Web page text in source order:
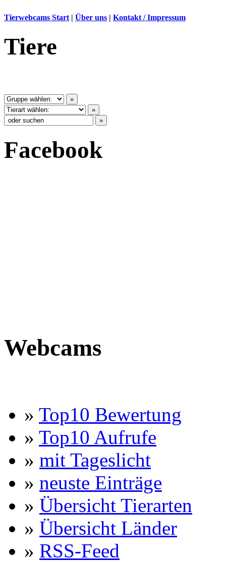
Tierwebcams Start | Über uns | Kontakt / Impressum
Tiere
Facebook
Webcams
» Top10 Bewertung
» Top10 Aufrufe
» mit Tageslicht
» neuste Einträge
» Übersicht Tierarten
» Übersicht Länder
» RSS-Feed